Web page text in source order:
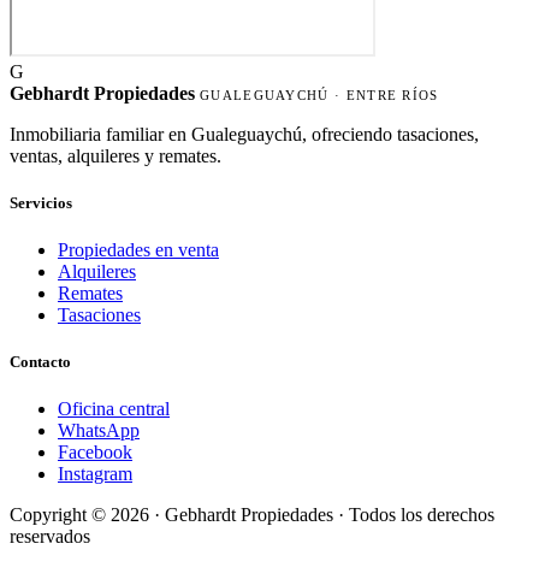
G
Gebhardt Propiedades GUALEGUAYCHÚ · ENTRE RÍOS
Inmobiliaria familiar en Gualeguaychú, ofreciendo tasaciones,
ventas, alquileres y remates.
Servicios
Propiedades en venta
Alquileres
Remates
Tasaciones
Contacto
Oficina central
WhatsApp
Facebook
Instagram
Copyright © 2026 · Gebhardt Propiedades · Todos los derechos
reservados